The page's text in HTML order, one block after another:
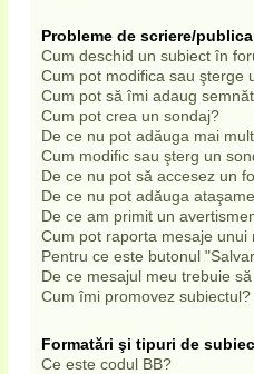
Probleme de scriere/
Cum deschid un subiect în
Cum pot modifica sau şterge
Cum pot să îmi adaug
Cum pot crea un sondaj?
De ce nu pot adăuga mai
Cum modific sau şterg un
De ce nu pot să accesez un
De ce nu pot adăuga
De ce am primit un
Cum pot raporta mesaje unui
Pentru ce este butonul
De ce mesajul meu trebuie
Cum îmi promovez subiectul?
Formatări şi tipuri de
Ce este codul BB?